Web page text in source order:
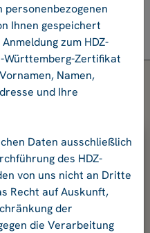
Mail-Adresse
Ihnen gespeichert
zum HDZ-
Württemberg-Zertifikat
Namen,
und Ihre
Daten ausschließlich
des HDZ-
von uns nicht an Dritte
Recht auf Auskunft,
der
die Verarbeitung